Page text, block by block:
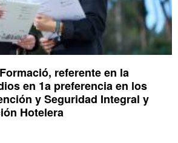
referente en la
en 1a preferencia en los
y Seguridad Integral y
Hotelera